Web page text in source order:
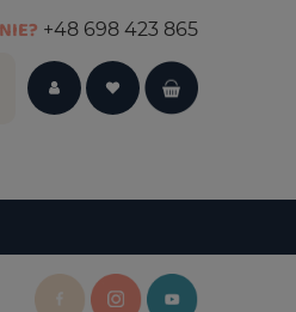
+48 698 423 865